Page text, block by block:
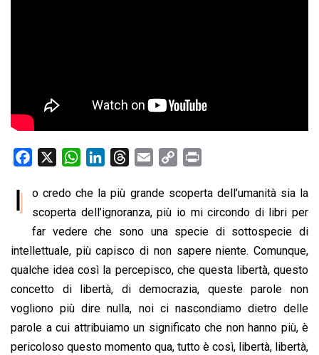
c
e
b
o
o
k
W
a
t
s
A
p
p
n
k
e
d
I
n
r
e
a
d
s
a
l
p
y
L
i
n
k
i
n
t
I
o credo che la più grande scoperta dell’umanità sia la
scoperta dell’ignoranza, più io mi circondo di libri per
far vedere che sono una specie di sottospecie di
intellettuale, più capisco di non sapere niente. Comunque,
qualche idea così la percepisco, che questa libertà, questo
concetto di libertà, di democrazia, queste parole non
vogliono più dire nulla, noi ci nascondiamo dietro delle
parole a cui attribuiamo un significato che non hanno più, è
pericoloso questo momento qua, tutto è così, libertà, libertà,